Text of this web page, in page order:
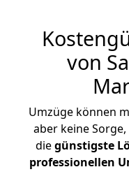
von
Umzüge können
aber keine
diegünstigste
professionellen